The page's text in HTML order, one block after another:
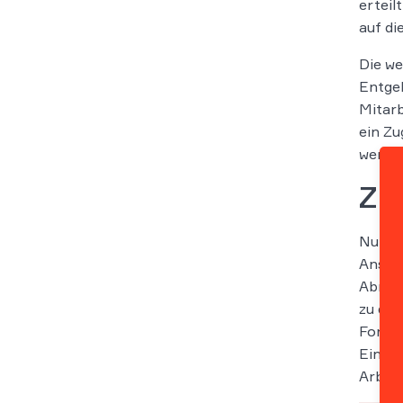
erteilt
auf
Die
ein
Nun
zu
Form